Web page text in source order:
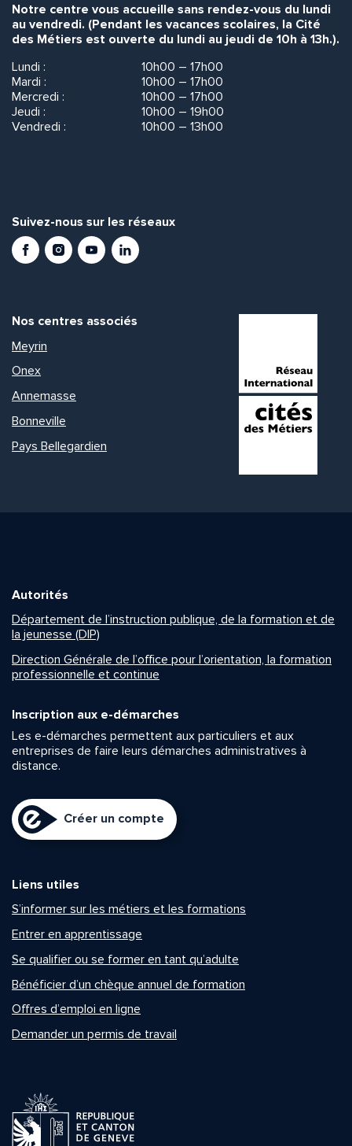
Notre centre vous accueille sans rendez-vous du lundi
au vendredi. (Pendant les vacances scolaires, la Cité
des Métiers est ouverte du lundi au jeudi de 10h à 13h.).
Lundi :
10h00 – 17h00
Mardi :
10h00 – 17h00
Mercredi :
10h00 – 17h00
Jeudi :
10h00 – 19h00
Vendredi :
10h00 – 13h00
Suivez-nous sur les réseaux
FacebookInstagramYoutubeLinkedIn
Nos centres associés
Meyrin
Onex
Annemasse
Bonneville
Pays Bellegardien
Autorités
Département de l’instruction publique, de la formation et de
la jeunesse (DIP)
Direction Générale de l’office pour l’orientation, la formation
professionnelle et continue
Inscription aux e-démarches
Les e-démarches permettent aux particuliers et aux
entreprises de faire leurs démarches administratives à
distance.
Créer un compte
Liens utiles
S’informer sur les métiers et les formations
Entrer en apprentissage
Se qualifier ou se former en tant qu’adulte
Bénéficier d’un chèque annuel de formation
Offres d’emploi en ligne
Demander un permis de travail